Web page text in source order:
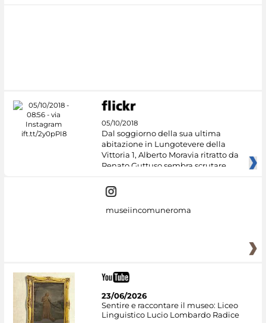
05/10/2018
Dal soggiorno della sua ultima
abitazione in Lungotevere della
Vittoria 1, Alberto Moravia ritratto da
Renato Guttuso sembra scrutare
museiincomuneroma
23/06/2026
Sentire e raccontare il museo: Liceo
Linguistico Lucio Lombardo Radice